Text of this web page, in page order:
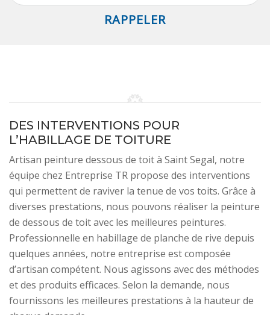
DES INTERVENTIONS POUR
L’HABILLAGE DE TOITURE
Artisan peinture dessous de toit à Saint Segal, notre
équipe chez Entreprise TR propose des interventions
qui permettent de raviver la tenue de vos toits. Grâce à
diverses prestations, nous pouvons réaliser la peinture
de dessous de toit avec les meilleures peintures.
Professionnelle en habillage de planche de rive depuis
quelques années, notre entreprise est composée
d’artisan compétent. Nous agissons avec des méthodes
et des produits efficaces. Selon la demande, nous
fournissons les meilleures prestations à la hauteur de